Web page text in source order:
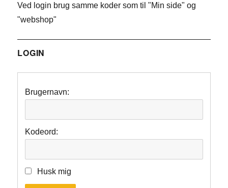
Ved login brug samme koder som til "Min side" og
"webshop"
LOGIN
Brugernavn:
Kodeord:
Husk mig